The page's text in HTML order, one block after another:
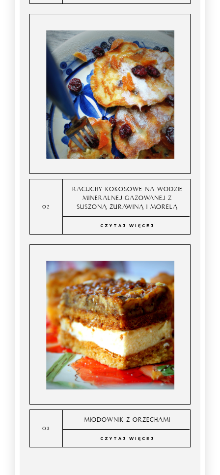
RACUCHY KOKOSOWE NA WODZIE
MINERALNEJ GAZOWANEJ Z
SUSZONĄ ŻURAWINĄ I MORELĄ
CZYTAJ WIĘCEJ
MIODOWNIK Z ORZECHAMI
CZYTAJ WIĘCEJ